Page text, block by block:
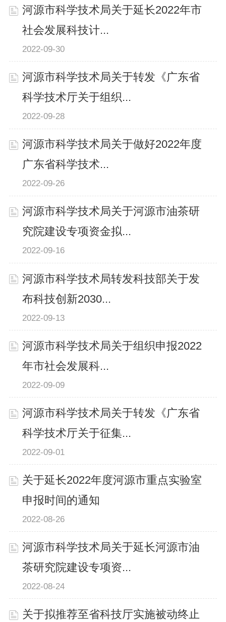
河源市科学技术局关于延长2022年市
社会发展科技计...
2022-09-30
河源市科学技术局关于转发《广东省
科学技术厅关于组织...
2022-09-28
河源市科学技术局关于做好2022年度
广东省科学技术...
2022-09-26
河源市科学技术局关于河源市油茶研
究院建设专项资金拟...
2022-09-16
河源市科学技术局转发科技部关于发
布科技创新2030...
2022-09-13
河源市科学技术局关于组织申报2022
年市社会发展科...
2022-09-09
河源市科学技术局关于转发《广东省
科学技术厅关于征集...
2022-09-01
关于延长2022年度河源市重点实验室
申报时间的通知
2022-08-26
河源市科学技术局关于延长河源市油
茶研究院建设专项资...
2022-08-24
关于拟推荐至省科技厅实施被动终止